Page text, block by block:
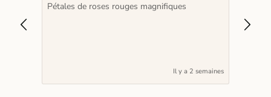
Pétales de roses rouges magnifiques
Il y a 2 semaines
avait